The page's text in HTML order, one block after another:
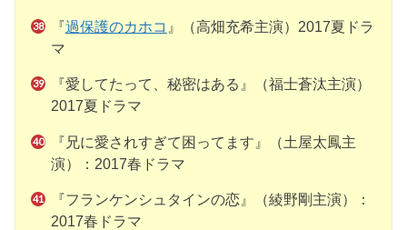
『過保護のカホコ 』（高畑充希主演）2017夏ドラ
マ
『愛してたって、秘密はある』（福士蒼汰主演）
2017夏ドラマ
『兄に愛されすぎて困ってます』（土屋太鳳主
演）：2017春ドラマ
『フランケンシュタインの恋』（綾野剛主演）：
2017春ドラマ